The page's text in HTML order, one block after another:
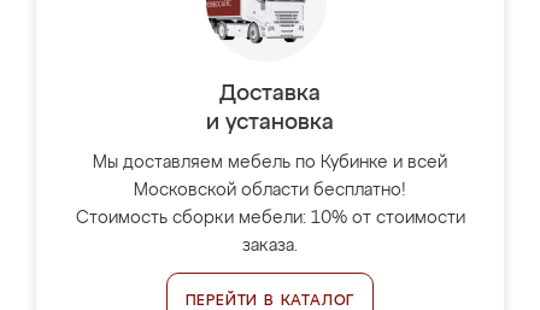
Доставка
и установка
Мы доставляем мебель по Кубинке и всей
Московской области бесплатно!
Стоимость сборки мебели: 10% от стоимости
заказа.
ПЕРЕЙТИ В КАТАЛОГ